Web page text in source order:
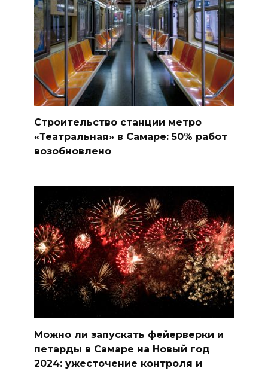
Строительство станции метро
«Театральная» в Самаре: 50% работ
возобновлено
Можно ли запускать фейерверки и
петарды в Самаре на Новый год
2024: ужесточение контроля и